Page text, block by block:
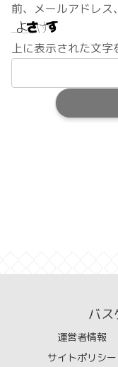
前、メールアドレス
上に表示された文字
バス
運営者情報
サイトポリシー